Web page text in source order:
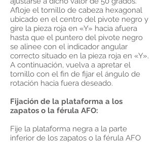
Afloje el tornillo de cabeza hexagonal
ubicado en el centro del pivote negro y
gire la pieza roja en «Y» hacia afuera
hasta que el puntero del pivote negro
se alinee con el indicador angular
correcto situado en la pieza roja en «Y».
A continuación, vuelva a apretar el
tornillo con el fin de fijar el ángulo de
rotación hacia fuera deseado.
Fijación de la plataforma a los
zapatos o la férula AFO:
Fije la plataforma negra a la parte
inferior de los zapatos o la férula AFO